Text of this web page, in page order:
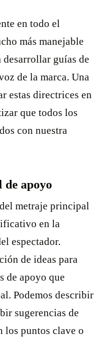
en todo el
más manejable
guías de
de la marca. Una
estas directrices en
que todos los
con nuestra
de apoyo
metraje principal
en la
espectador.
de ideas para
de apoyo que
Podemos describir
sugerencias de
los puntos clave o